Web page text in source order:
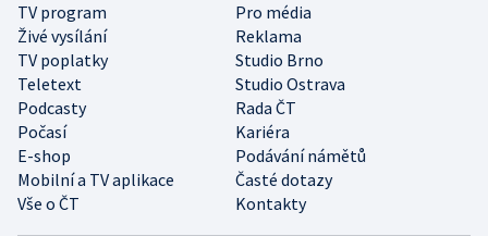
TV program
Pro média
Živé vysílání
Reklama
TV poplatky
Studio Brno
Teletext
Studio Ostrava
Podcasty
Rada ČT
Počasí
Kariéra
E-shop
Podávání námětů
Mobilní a TV aplikace
Časté dotazy
Vše o ČT
Kontakty